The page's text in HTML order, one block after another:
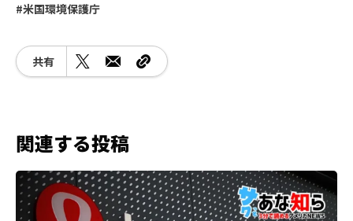
米国環境保護庁
共有
関連する投稿